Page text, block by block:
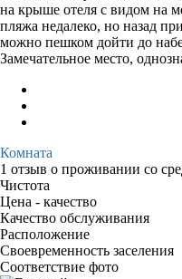
на крыше отеля с видом на
пляжа недалеко, но назад
можно пешком дойти до
Замечательное место,
Комната
1 отзыв о проживании со
Чистота
Цена - качество
Качество обслуживания
Расположение
Своевременность заселения
Соответствие фото